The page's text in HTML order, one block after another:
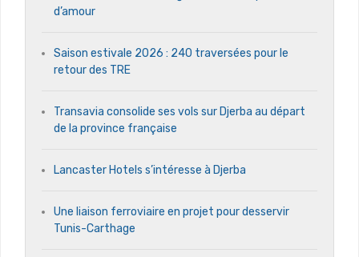
d’amour
Saison estivale 2026 : 240 traversées pour le
retour des TRE
Transavia consolide ses vols sur Djerba au départ
de la province française
Lancaster Hotels s’intéresse à Djerba
Une liaison ferroviaire en projet pour desservir
Tunis-Carthage